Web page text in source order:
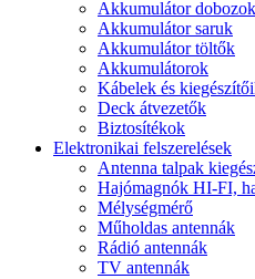
Akkumulátor dobozok
Akkumulátor saruk
Akkumulátor töltők
Akkumulátorok
Kábelek és
Deck átvezetők
Biztosítékok
Elektronikai felszerelések
Antenna talpak
Hajómagnók HI-FI,
Mélységmérő
Műholdas antennák
Rádió antennák
TV antennák